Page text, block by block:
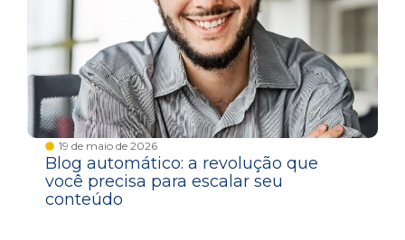
19 de maio de 2026
Blog automático: a revolução que
você precisa para escalar seu
conteúdo